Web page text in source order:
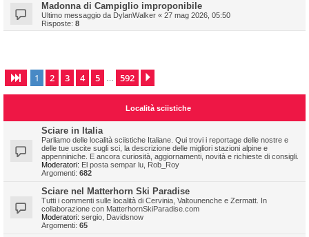
Madonna di Campiglio improponibile
Ultimo messaggio da DylanWalker « 27 mag 2026, 05:50
Risposte: 8
Pagina di 592
1 2 3 4 5 592
Località sciistiche
Sciare in Italia
Parliamo delle località sciistiche Italiane. Qui trovi i reportage delle nostre e
delle tue uscite sugli sci, la descrizione delle migliori stazioni alpine e
appenniniche. E ancora curiosità, aggiornamenti, novità e richieste di consigli.
Moderatori: El posta sempar lu Rob_Roy
Argomenti: 682
Sciare nel Matterhorn Ski Paradise
Tutti i commenti sulle località di Cervinia, Valtounenche e Zermatt. In
collaborazione con MatterhornSkiParadise.com
Moderatori: sergio Davidsnow
Argomenti: 65